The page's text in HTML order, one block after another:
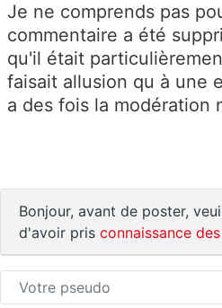
Je ne comprends pas
commentaire a été
qu'il était
faisait allusion qu à une
a des fois la modération
Bonjour, avant de poster,
d'avoir pris connaissance